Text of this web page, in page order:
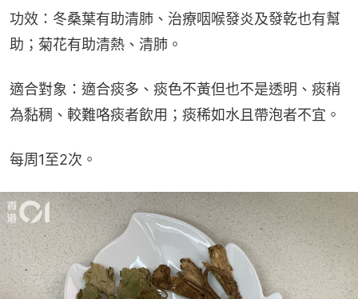
功效：冬桑葉有助清肺、治療咽喉發炎及發乾也有幫
助；菊花有助清熱、清肺。
適合對象：適合痰多、痰色不黃但也不是透明、痰稍
為黏稠、較難咯痰者飲用；痰稀如水且帶泡者不宜。
每周1至2次。